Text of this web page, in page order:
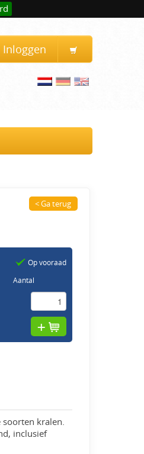
Inloggen
< Ga terug
Op vooraad
Aantal
kralen.
inclusief